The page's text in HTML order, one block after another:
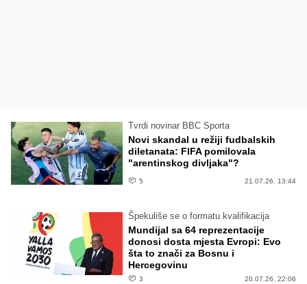
Tvrdi novinar BBC Sporta
Novi skandal u režiji fudbalskih
diletanata: FIFA pomilovala
"arentinskog divljaka"?
5 21.07.26. 13:44
Špekuliše se o formatu kvalifikacija
Mundijal sa 64 reprezentacije
donosi dosta mjesta Evropi: Evo
šta to znači za Bosnu i
Hercegovinu
3 20.07.26. 22:06